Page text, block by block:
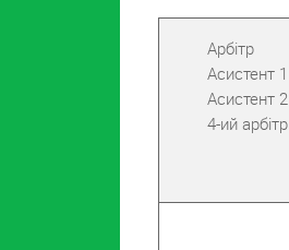
Арбітр
Асистент 1
Асистент 2
4-ий арбітр